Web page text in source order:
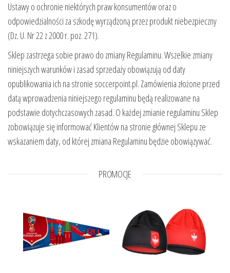
Ustawy o ochronie niektórych praw konsumentów oraz o
odpowiedzialności za szkodę wyrządzoną przez produkt niebezpieczny
(Dz. U. Nr 22 z 2000 r. poz. 271).
Sklep zastrzega sobie prawo do zmiany Regulaminu. Wszelkie zmiany
niniejszych warunków i zasad sprzedaży obowiązują od daty
opublikowania ich na stronie soccerpoint.pl. Zamówienia złożone przed
datą wprowadzenia niniejszego regulaminu będą realizowane na
podstawie dotychczasowych zasad. O każdej zmianie regulaminu Sklep
zobowiązuje się informować Klientów na stronie głównej Sklepu ze
wskazaniem daty, od której zmiana Regulaminu będzie obowiązywać.
PROMOCJE